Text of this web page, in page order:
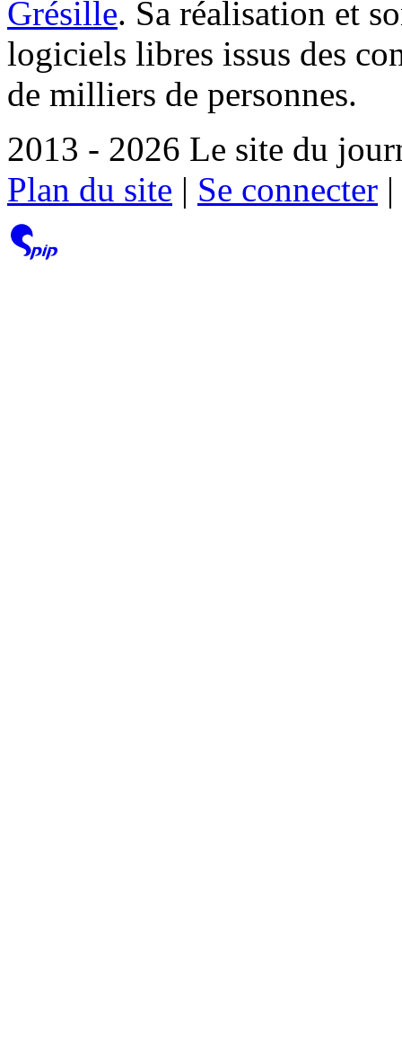
Grésille. Sa réalisation et
logiciels libres issus des
de milliers de personnes.
2013 - 2026 Le site du
Plan du site | Se connecter |